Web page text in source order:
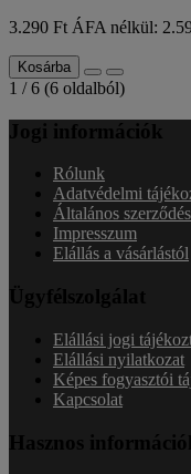
3.290 Ft ÁFA nélkül:
Kosárba
1 / 6 (6 oldalból)
Jogi információk
Rólunk
Adatvédelmi
Általános
Impresszum
Elállás a vásárlástól
Ügyfélszolgálat
Elállási jogi
Elállási nyilatkozat
Képes fogyasztói
Kapcsolat
Hasznos